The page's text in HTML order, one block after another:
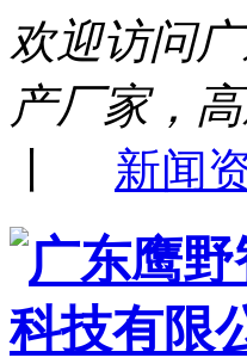
欢迎访问
产厂家，
新闻